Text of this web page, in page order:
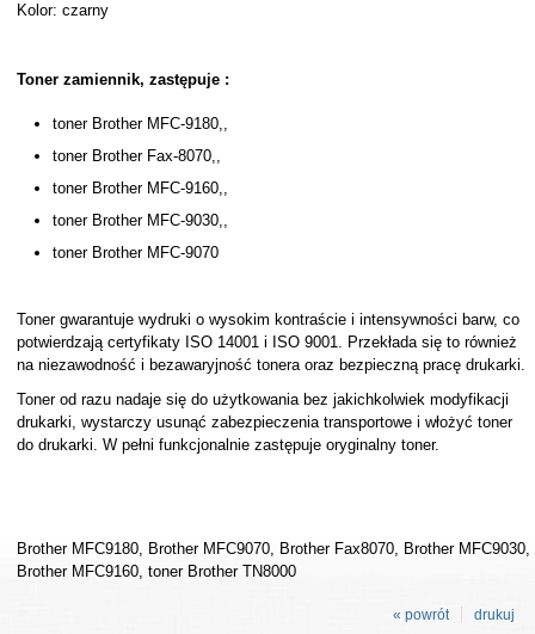
Kolor: czarny
Toner zamiennik, zastępuje :
toner Brother MFC-9180,,
toner Brother Fax-8070,,
toner Brother MFC-9160,,
toner Brother MFC-9030,,
toner Brother MFC-9070
Toner gwarantuje wydruki o wysokim kontraście i intensywności barw, co
potwierdzają certyfikaty ISO 14001 i ISO 9001. Przekłada się to również
na niezawodność i bezawaryjność tonera oraz bezpieczną pracę drukarki.
Toner od razu nadaje się do użytkowania bez jakichkolwiek modyfikacji
drukarki, wystarczy usunąć zabezpieczenia transportowe i włożyć toner
do drukarki. W pełni funkcjonalnie zastępuje oryginalny toner.
Brother MFC9180, Brother MFC9070, Brother Fax8070, Brother MFC9030,
Brother MFC9160, toner Brother TN8000
drukuj
« powrót